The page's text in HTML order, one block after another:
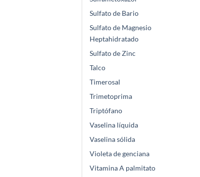
Sulfato de Bario
Sulfato de Magnesio
Heptahidratado
Sulfato de Zinc
Talco
Timerosal
Trimetoprima
Triptófano
Vaselina líquida
Vaselina sólida
Violeta de genciana
Vitamina A palmitato